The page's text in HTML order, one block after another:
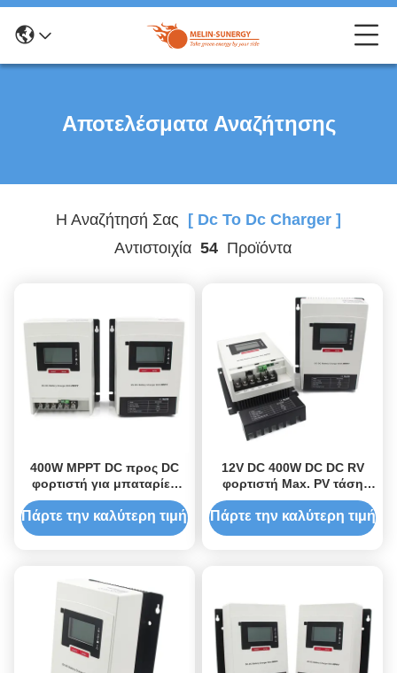
Αποτελέσματα Αναζήτησης
Η Αναζήτησή Σας [ Dc To Dc Charger ]
Αντιστοιχία 54Προϊόντα
400W MPPT DC προς DC
φορτιστή για μπαταρίες
ιόντων λιθάνθρακα
Περιοχή θερμοκρασίας
Πάρτε την καλύτερη τιμή
12V DC 400W DC DC RV
φορτιστή Max. PV τάση
55V με ευρύ εύρος
θερμοκρασίας
Πάρτε την καλύτερη τιμή